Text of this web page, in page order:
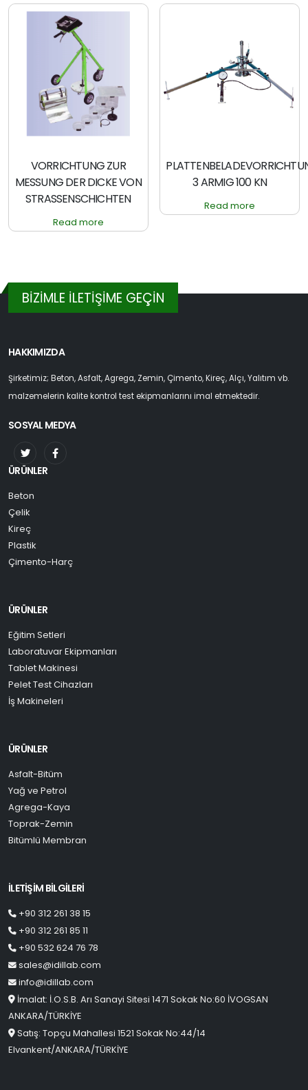
VORRICHTUNG ZUR
MESSUNG DER DICKE VON
STRASSENSCHICHTEN
Read more
3 ARMIG 100 KN
Read more
BİZİMLE İLETİŞİME GEÇİN
HAKKIMIZDA
Şirketimiz; Beton, Asfalt, Agrega, Zemin, Çimento, Kireç, Alçı, Yalıtım vb.
malzemelerin kalite kontrol test ekipmanlarını imal etmektedir.
SOSYAL MEDYA
ÜRÜNLER
Beton
Çelik
Kireç
Plastik
Çimento-Harç
ÜRÜNLER
Eğitim Setleri
Laboratuvar Ekipmanları
Tablet Makinesi
Pelet Test Cihazları
İş Makineleri
ÜRÜNLER
Asfalt-Bitüm
Yağ ve Petrol
Agrega-Kaya
Toprak-Zemin
Bitümlü Membran
İLETİŞİM BİLGİLERİ
+90 312 261 38 15
+90 312 261 85 11
+90 532 624 76 78
sales@idillab.com
info@idillab.com
İmalat: İ.O.S.B. Arı Sanayi Sitesi 1471 Sokak No:60 İVOGSAN
ANKARA/TÜRKİYE
Satış: Topçu Mahallesi 1521 Sokak No:44/14
Elvankent/ANKARA/TÜRKİYE